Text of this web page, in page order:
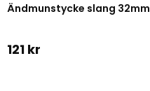
Ändmunstycke slang 32mm
121 kr